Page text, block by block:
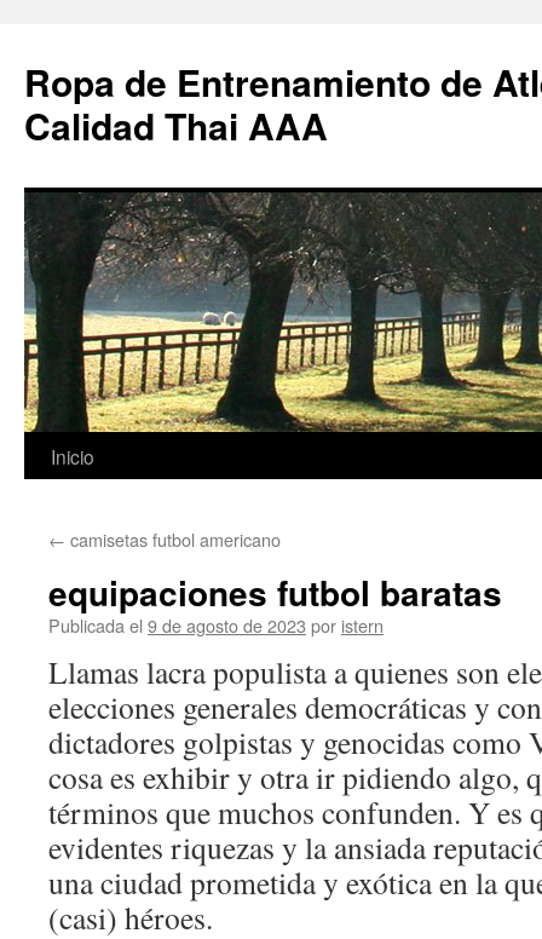
Ropa de Entrenamiento de
Calidad Thai AAA
Saltar
contenido
Inicio
← camisetas futbol americano
equipaciones futbol baratas
Publicada el 9 de agosto de 2023 por istern
Llamas lacra populista a quienes son
elecciones generales democráticas y
dictadores golpistas y genocidas
cosa es exhibir y otra ir pidiendo algo,
términos que muchos confunden. Y es
evidentes riquezas y la ansiada
una ciudad prometida y exótica en la
(casi) héroes.